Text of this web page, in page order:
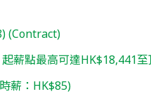
(Contract)
薪點最高可達HK$18,441
薪：HK$85)